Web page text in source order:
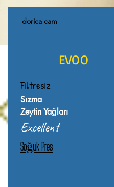
dorica cam
EVOO
Filtresiz
Sızma
Zeytin Yağları
Excellent
Soğuk Pres